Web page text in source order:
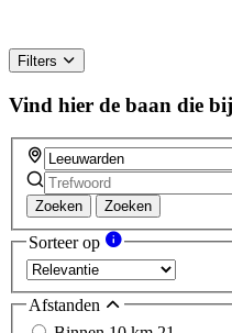
Filters
Vind hier de baan die
Zoeken Zoeken
Sorteer op
Afstanden